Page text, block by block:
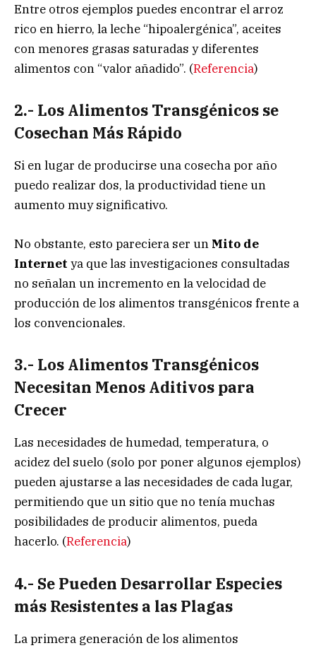
Entre otros ejemplos puedes encontrar el arroz
rico en hierro, la leche “hipoalergénica”, aceites
con menores grasas saturadas y diferentes
alimentos con “valor añadido”. (Referencia)
2.- Los Alimentos Transgénicos se
Cosechan Más Rápido
Si en lugar de producirse una cosecha por año
puedo realizar dos, la productividad tiene un
aumento muy significativo.
No obstante, esto pareciera ser un Mito de
Internet ya que las investigaciones consultadas
no señalan un incremento en la velocidad de
producción de los alimentos transgénicos frente a
los convencionales.
3.- Los Alimentos Transgénicos
Necesitan Menos Aditivos para
Crecer
Las necesidades de humedad, temperatura, o
acidez del suelo (solo por poner algunos ejemplos)
pueden ajustarse a las necesidades de cada lugar,
permitiendo que un sitio que no tenía muchas
posibilidades de producir alimentos, pueda
hacerlo. (Referencia)
4.- Se Pueden Desarrollar Especies
más Resistentes a las Plagas
La primera generación de los alimentos